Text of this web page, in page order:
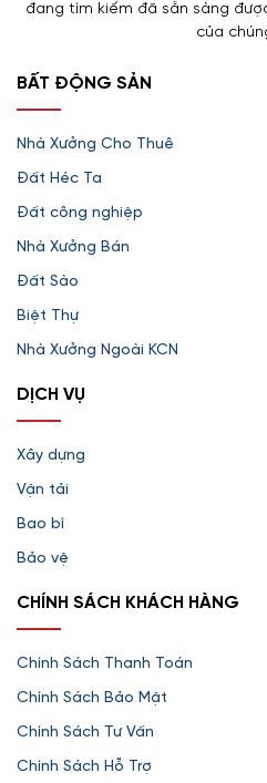
đang tìm kiếm đã sẵn sàng
của
BẤT ĐỘNG SẢN
Nhà Xưởng Cho Thuê
Đất Héc Ta
Đất công nghiệp
Nhà Xưởng Bán
Đất Sào
Biệt Thự
Nhà Xưởng Ngoài KCN
DỊCH VỤ
Xây dựng
Vận tải
Bao bì
Bảo vệ
CHÍNH SÁCH KHÁCH HÀNG
Chính Sách Thanh Toán
Chính Sách Bảo Mật
Chính Sách Tư Vấn
Chính Sách Hỗ Trợ